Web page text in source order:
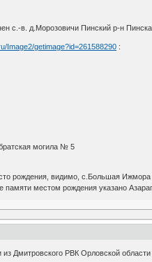
с.-в. д.Морозовичи Пинский р-н
Image2/getimage?id=261588290 :
могила № 5
рождения, видимо, с.Большая Ижмора
местом рождения указано
Дмитровского РВК Орловской